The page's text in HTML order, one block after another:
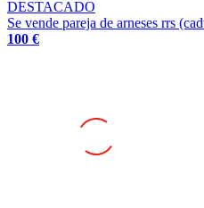
DESTACADO
Se vende pareja de arneses rrs
100 €